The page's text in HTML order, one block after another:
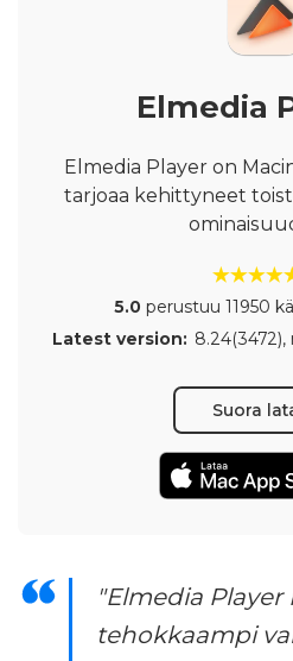
Elmedia
Elmedia Player on
tarjoaa kehittyneet
5.0 perustuu 11950
Latest version: 8.24(3472),
Suora
"Elmedia
tehokkaampi